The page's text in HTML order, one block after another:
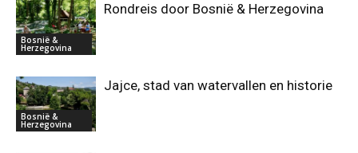
Bosnië &
Herzegovina
Rondreis door Bosnië & Herzegovina
Bosnië &
Herzegovina
Jajce, stad van watervallen en historie